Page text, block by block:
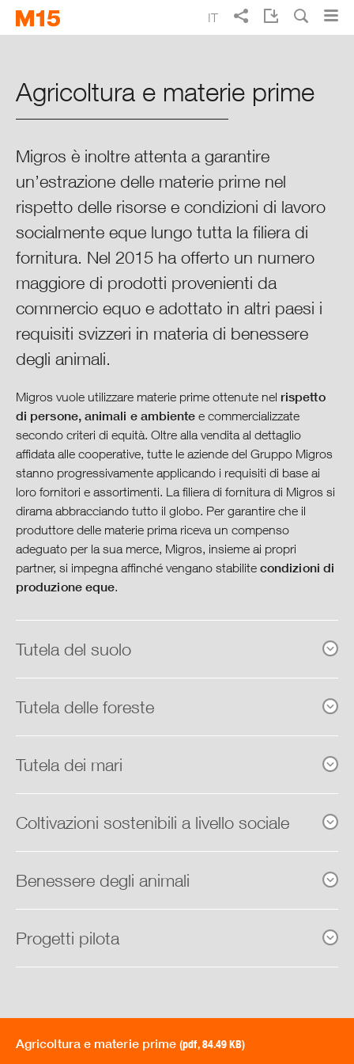
to
to
Punti cruciali del 2015
Rapporto sulla situazione 2015
Finanze
Collaboratori
Ambiente
Agricoltura e materie prime
Lavorazione
Consumo
Società e cultura
Prospettive e obiettivi
Governance
IT
Agricoltura e materie prime
Migros è inoltre attenta a garantire
un’estrazione delle materie prime nel
rispetto delle risorse e condizioni di lavoro
socialmente eque lungo tutta la filiera di
fornitura. Nel 2015 ha offerto un numero
maggiore di prodotti provenienti da
commercio equo e adottato in altri paesi i
requisiti svizzeri in materia di benessere
degli animali.
Migros vuole utilizzare materie prime ottenute nel rispetto
di persone, animali e ambiente e commercializzate
secondo criteri di equità. Oltre alla vendita al dettaglio
affidata alle cooperative, tutte le aziende del Gruppo Migros
stanno progressivamente applicando i requisiti di base ai
loro fornitori e assortimenti. La filiera di fornitura di Migros si
dirama abbracciando tutto il globo. Per garantire che il
produttore delle materie prima riceva un compenso
adeguato per la sua merce, Migros, insieme ai propri
partner, si impegna affinché vengano stabilite condizioni di
produzione eque.
Tutela del suolo
Tutela delle foreste
Tutela dei mari
Coltivazioni sostenibili a livello sociale
Benessere degli animali
Progetti pilota
Agricoltura e materie prime(pdf, 84.49 KB)